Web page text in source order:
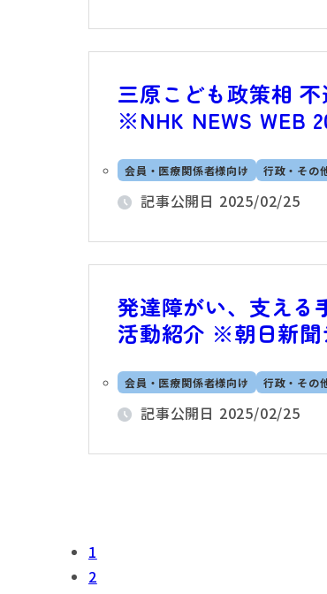
三原こども政策相
※NHK NEWS WEB
会員・医療関係者様向け 行政・その
記事公開日 2025/02/25
発達障がい、支え
活動紹介 ※朝日新聞
会員・医療関係者様向け 行政・その
記事公開日 2025/02/25
1
2